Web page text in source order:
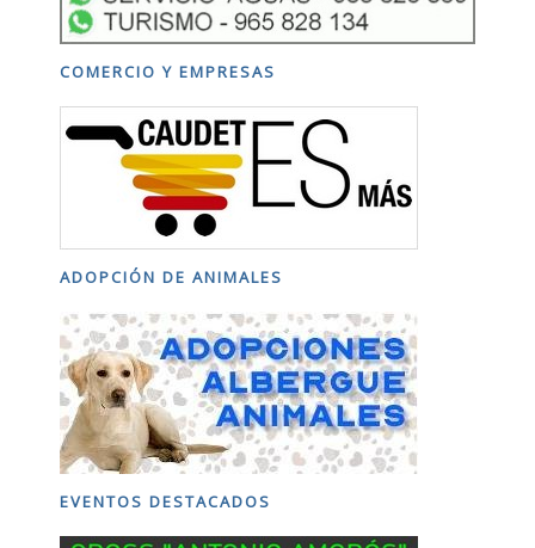
COMERCIO Y EMPRESAS
ADOPCIÓN DE ANIMALES
EVENTOS DESTACADOS